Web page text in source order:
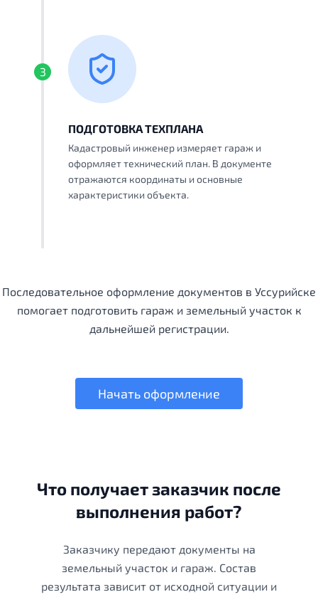
3
ПОДГОТОВКА ТЕХПЛАНА
Кадастровый инженер измеряет гараж и
оформляет технический план. В документе
отражаются координаты и основные
характеристики объекта.
Последовательное оформление документов в Уссурийске
помогает подготовить гараж и земельный участок к
дальнейшей регистрации.
Начать оформление
Что получает заказчик после
выполнения работ?
Заказчику передают документы на
земельный участок и гараж. Состав
результата зависит от исходной ситуации и